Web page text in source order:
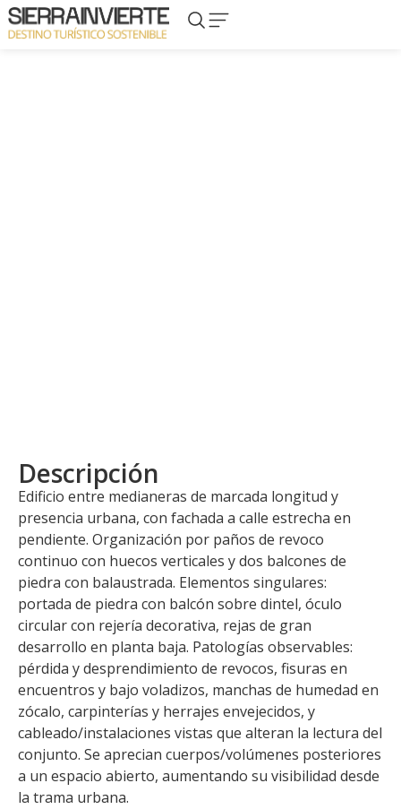
Descripción
Edificio entre medianeras de marcada longitud y
presencia urbana, con fachada a calle estrecha en
pendiente. Organización por paños de revoco
continuo con huecos verticales y dos balcones de
piedra con balaustrada. Elementos singulares:
portada de piedra con balcón sobre dintel, óculo
circular con rejería decorativa, rejas de gran
desarrollo en planta baja. Patologías observables:
pérdida y desprendimiento de revocos, fisuras en
encuentros y bajo voladizos, manchas de humedad en
zócalo, carpinterías y herrajes envejecidos, y
cableado/instalaciones vistas que alteran la lectura del
conjunto. Se aprecian cuerpos/volúmenes posteriores
a un espacio abierto, aumentando su visibilidad desde
la trama urbana.